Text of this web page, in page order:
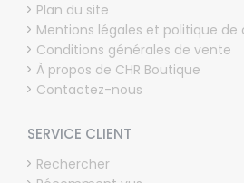
Plan du site
Mentions légales et politique
Conditions générales de vente
À propos de CHR Boutique
Contactez-nous
SERVICE CLIENT
Rechercher